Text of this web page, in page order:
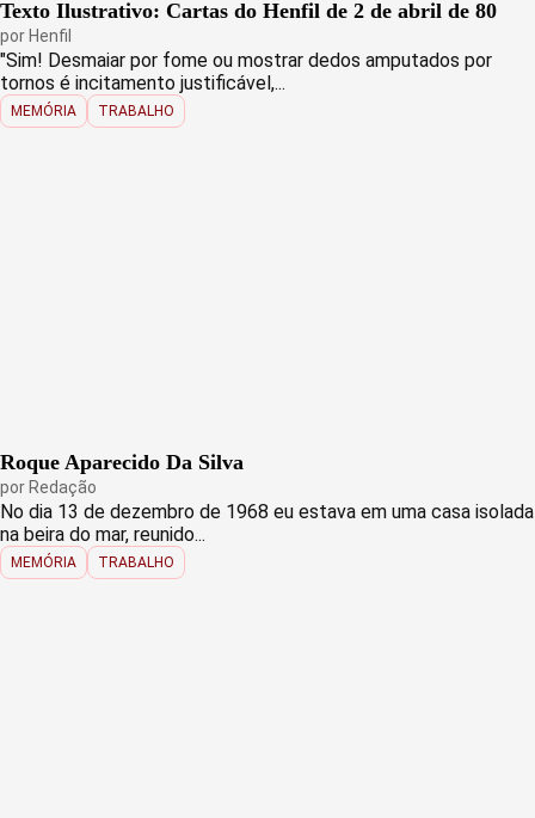
Texto Ilustrativo: Cartas do Henfil de 2 de abril de 80
por Henfil
"Sim! Desmaiar por fome ou mostrar dedos amputados por
tornos é incitamento justificável,...
MEMÓRIA TRABALHO
Roque Aparecido Da Silva
por Redação
No dia 13 de dezembro de 1968 eu estava em uma casa isolada
na beira do mar, reunido...
MEMÓRIA TRABALHO